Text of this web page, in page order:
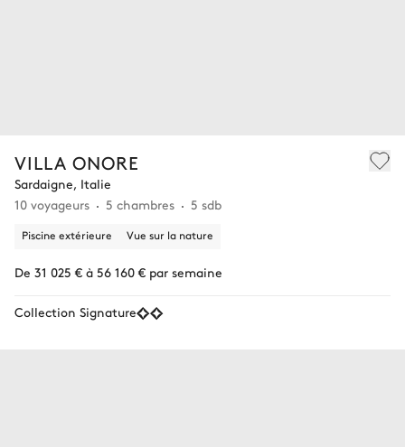
VILLA ONORE
Sardaigne, Italie
10 voyageurs
5 chambres 5 sdb
Piscine extérieure Vue sur la nature
De 31 025 € à 56 160 € par semaine
Collection Signature